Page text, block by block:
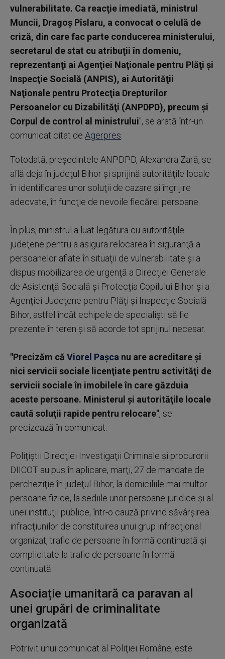
vulnerabilitate. Ca reacţie imediată, ministrul
Muncii, Dragoş Pîslaru, a convocat o celulă de
criză, din care fac parte conducerea ministerului,
secretarul de stat cu atribuţii în domeniu,
reprezentanţi ai Agenţiei Naţionale pentru Plăţi şi
Inspecţie Socială (ANPIS), ai Autorităţii
Naţionale pentru Protecţia Drepturilor
Persoanelor cu Dizabilităţi (ANPDPD), precum şi
Corpul de control al ministrului", se arată într-un
comunicat citat de Agerpres
Totodată, preşedintele ANPDPD, Alexandra Zară, se
află deja în judeţul Bihor şi sprijină autorităţile locale
în identificarea unor soluţii de cazare şi îngrijire
adecvate, în funcţie de nevoile fiecărei persoane.
În plus, ministrul a luat legătura cu autorităţile
judeţene pentru a asigura relocarea în siguranţă a
persoanelor aflate în situaţii de vulnerabilitate şi a
dispus mobilizarea de urgenţă a Direcţiei Generale
de Asistenţă Socială şi Protecţia Copilului Bihor şi a
Agenţiei Judeţene pentru Plăţi şi Inspecţie Socială
Bihor, astfel încât echipele de specialişti să fie
prezente în teren şi să acorde tot sprijinul necesar.
"Precizăm că Viorel Paşca nu are acreditare şi
nici servicii sociale licenţiate pentru activităţi de
servicii sociale în imobilele în care găzduia
aceste persoane. Ministerul şi autorităţile locale
caută soluţii rapide pentru relocare", se
precizează în comunicat.
Poliţiştii Direcţiei Investigaţii Criminale şi procurorii
DIICOT au pus în aplicare, marţi, 27 de mandate de
percheziţie în judeţul Bihor, la domiciliile mai multor
persoane fizice, la sediile unor persoane juridice şi al
unei instituţii publice, într-o cauză privind săvârşirea
infracţiunilor de constituirea unui grup infracţional
organizat, trafic de persoane în formă continuată şi
complicitate la trafic de persoane în formă
continuată.
Asociație umanitară ca paravan al
unei grupări de criminalitate
organizată
Potrivit unui comunicat al Poliţiei Române, este